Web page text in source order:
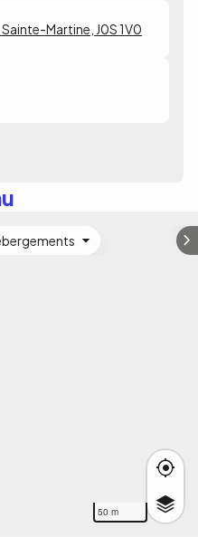
Martine, J0S 1V0
50 m